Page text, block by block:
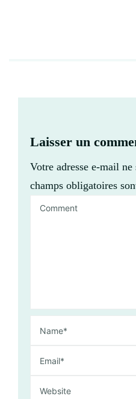
Laisser un
Votre adresse e-mail ne
champs obligatoires